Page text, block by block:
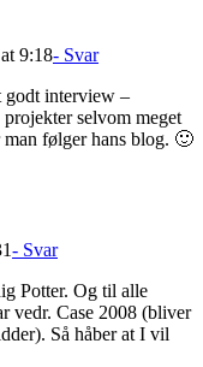
9:18- Svar
godt interview –
selvom meget
følger hans blog. 🙂
- Svar
Potter. Og til alle
vedr. Case 2008 (bliver
Så håber at I vil